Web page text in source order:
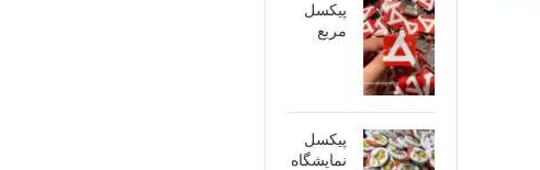
پیکسل
مربع
پیکسل
نمایشگاه